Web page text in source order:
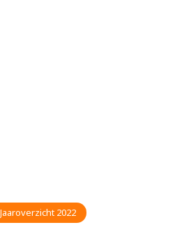
Jaaroverzicht 2022